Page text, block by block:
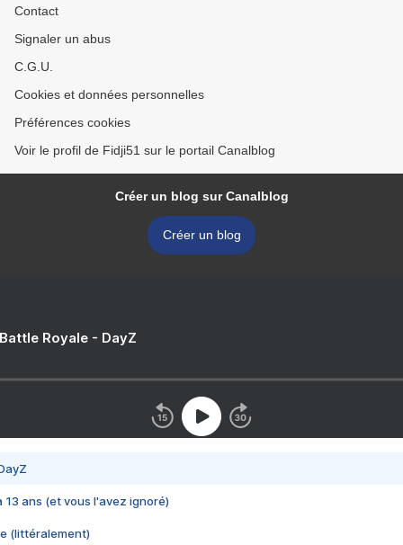
Contact
Signaler un abus
C.G.U.
Cookies et données personnelles
Préférences cookies
Voir le profil de Fidji51 sur le portail Canalblog
Créer un blog sur Canalblog
Créer un blog
Royale - DayZ
13 ans (et vous l'avez ignoré)
(littéralement)